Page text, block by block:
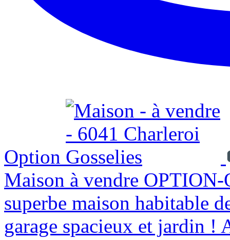
Option
Maison à vendre OPTION-
superbe maison habitable
garage spacieux et jardin